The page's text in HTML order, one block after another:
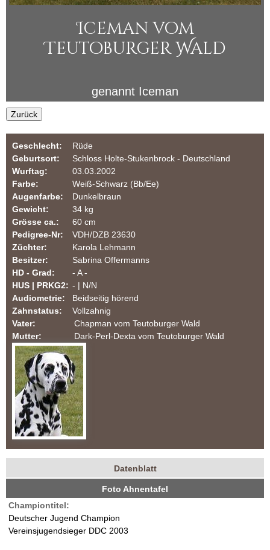
i
Z
u
c
h
v
o
m
T
e
u
o
b
u
g
e
Iceman vom
Teutoburger Wald
genannt Iceman
Zurück
Geschlecht:
Rüde
Geburtsort:
Schloss Holte-Stukenbrock - Deutschland
Wurftag:
03.03.2002
Farbe:
Weiß-Schwarz (Bb/Ee)
Augenfarbe:
Dunkelbraun
Gewicht:
34 kg
Grösse ca.:
60 cm
Pedigree-Nr:
VDH/DZB 23630
Züchter:
Karola Lehmann
Besitzer:
Sabrina Offermanns
HD - Grad:
- A -
HUS | PRKG2: - | N/N
Audiometrie:
Beidseitig hörend
Zahnstatus:
Vollzahnig
Vater:
Chapman vom Teutoburger Wald
Mutter:
Dark-Perl-Dexta vom Teutoburger Wald
H
u
n
d
Datenblatt
(
a
Foto Ahnentafel
Championtitel:
Deutscher Jugend Champion
Vereinsjugendsieger DDC 2003